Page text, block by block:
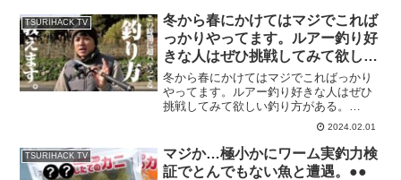
『TSURIHACK TV』初心者向けHOWTO
など...
TSURIHACK TV
冬から春にかけてはマジでこれば
っかりやってます。ルアー釣り好
きな人はぜひ挑戦してみて欲しい
釣り方がある。【TSURIHACK
TV】
冬から春にかけてはマジでこればっかり
やってます。ルアー釣り好きな人はぜひ
挑戦してみて欲しい釣り方がある。
【TSURIHACK TV】釣りマガジン
『TSURI HACK(釣りハック)』が送る動画
チャンネル『TSURIHACK TV』初心者向
け...
2024.02.01
TSURIHACK TV
マジか…極小かにワーム実釣力検
証でとんでもない魚と遭遇。●●